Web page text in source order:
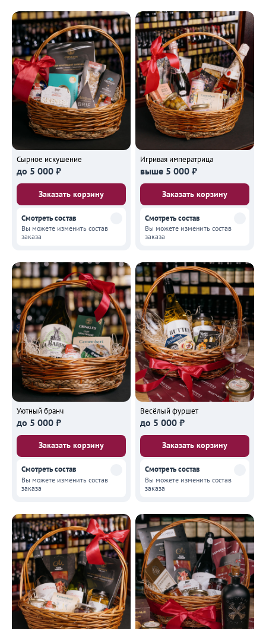
Сырное искушение
до 5 000 ₽
Заказать корзину
Смотреть состав
Вы можете изменить состав
заказа
Игривая императрица
выше 5 000 ₽
Заказать корзину
Смотреть состав
Вы можете изменить состав
заказа
Уютный бранч
до 5 000 ₽
Заказать корзину
Смотреть состав
Вы можете изменить состав
заказа
Весёлый фуршет
до 5 000 ₽
Заказать корзину
Смотреть состав
Вы можете изменить состав
заказа